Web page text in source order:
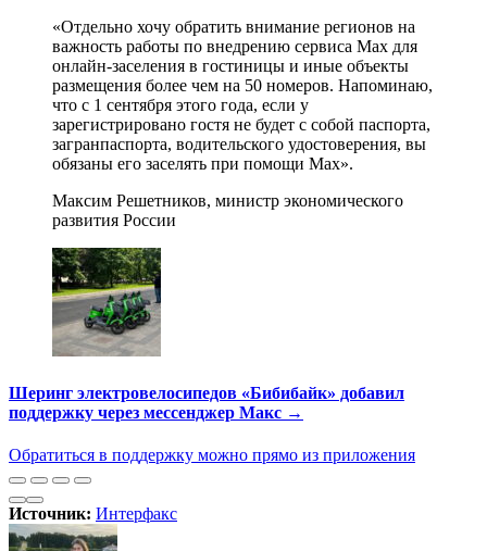
«Отдельно хочу обратить внимание регионов на
важность работы по внедрению сервиса Max для
онлайн-заселения в гостиницы и иные объекты
размещения более чем на 50 номеров. Напоминаю,
что с 1 сентября этого года, если у
зарегистрировано гостя не будет с собой паспорта,
загранпаспорта, водительского удостоверения, вы
обязаны его заселять при помощи Max».
Максим Решетников, министр экономического
развития России
Шеринг электровелосипедов «Бибибайк» добавил
поддержку через мессенджер Макс →
Обратиться в поддержку можно прямо из приложения
Источник: Интерфакс